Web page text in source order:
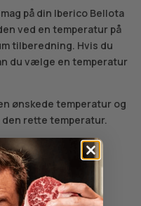
på din Iberico Bellota
ved en temperatur på
tilberedning. Hvis du
du vælge en temperatur
ønskede temperatur og
rette temperatur.
med kødet i
3 timer. Sous vide-